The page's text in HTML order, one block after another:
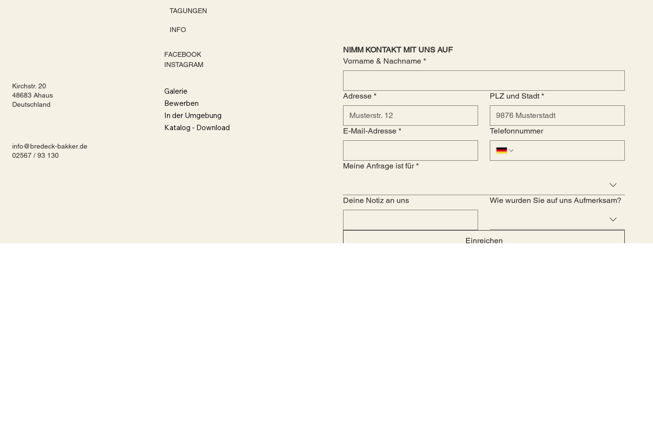
NIMM KONTAKT MIT UNS AUF
Vorname & Nachname *
Adresse * PLZ und Stadt *
E-Mail-Adresse * Telefonnummer
Meine Anfrage ist für *
Deine Notiz an uns Wie wurden Sie auf uns Aufmerksam?
Einreichen
info@bredeck-bakker.de
02567 / 93 130
Kirchstr. 20
48683 Ahaus
Deutschland
TAGUNGEN
INFO
FACEBOOK
INSTAGRAM
Galerie
Bewerben
In der Umgebung
Katalog - Download